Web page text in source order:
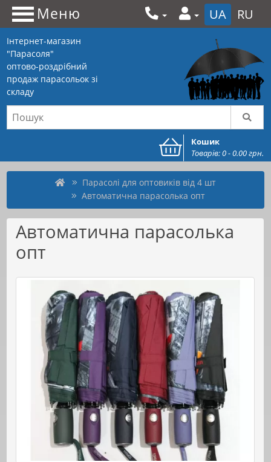
Меню UA RU
Інтернет-магазин
"Парасоля"
оптово-роздрібний
продаж парасольок зі
складу
Кошик
Товарів: 0 - 0.00 грн.
Парасолі для оптовиків від 4 шт
Автоматична парасолька опт
Автоматична парасолька
опт